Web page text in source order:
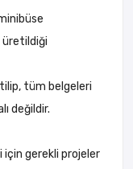
üretildiği
tüm belgeleri
değildir.
gerekli projeler